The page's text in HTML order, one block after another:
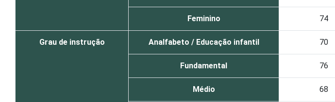
Feminino 74
Grau de instrução Analfabeto / Educação infantil 70
Fundamental 76
Médio 68